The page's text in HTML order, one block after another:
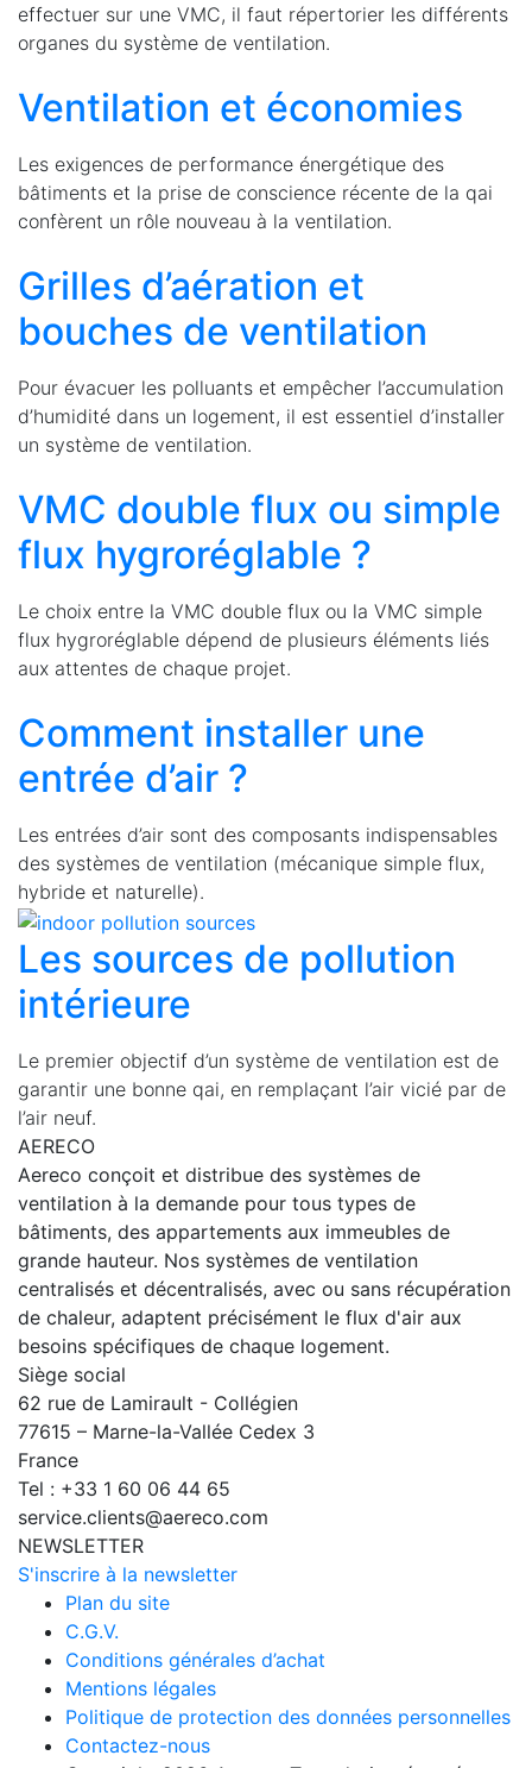
effectuer sur une VMC, il faut répertorier les différents
organes du système de ventilation.
Ventilation et économies
Les exigences de performance énergétique des
bâtiments et la prise de conscience récente de la qai
confèrent un rôle nouveau à la ventilation.
Grilles d’aération et
bouches de ventilation
Pour évacuer les polluants et empêcher l’accumulation
d’humidité dans un logement, il est essentiel d’installer
un système de ventilation.
VMC double flux ou simple
flux hygroréglable ?
Le choix entre la VMC double flux ou la VMC simple
flux hygroréglable dépend de plusieurs éléments liés
aux attentes de chaque projet.
Comment installer une
entrée d’air ?
Les entrées d’air sont des composants indispensables
des systèmes de ventilation (mécanique simple flux,
hybride et naturelle).
Les sources de pollution
intérieure
Le premier objectif d’un système de ventilation est de
garantir une bonne qai, en remplaçant l’air vicié par de
l’air neuf.
AERECO
Aereco conçoit et distribue des systèmes de
ventilation à la demande pour tous types de
bâtiments, des appartements aux immeubles de
grande hauteur. Nos systèmes de ventilation
centralisés et décentralisés, avec ou sans récupération
de chaleur, adaptent précisément le flux d'air aux
besoins spécifiques de chaque logement.
Siège social
62 rue de Lamirault - Collégien
77615 – Marne-la-Vallée Cedex 3
France
Tel : +33 1 60 06 44 65
service.clients@aereco.com
NEWSLETTER
S'inscrire à la newsletter
Plan du site
C.G.V.
Conditions générales d’achat
Mentions légales
Politique de protection des données personnelles
Contactez-nous